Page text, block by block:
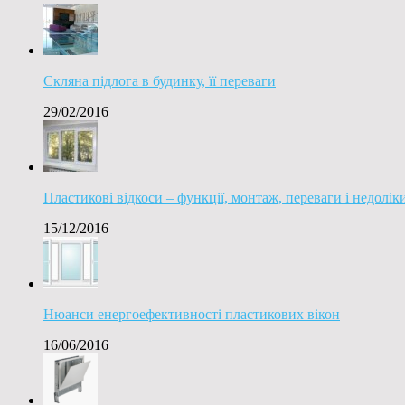
Скляна підлога в будинку, її переваги
29/02/2016
Пластикові відкоси – функції, монтаж, переваги і
15/12/2016
Нюанси енергоефективності пластикових вікон
16/06/2016